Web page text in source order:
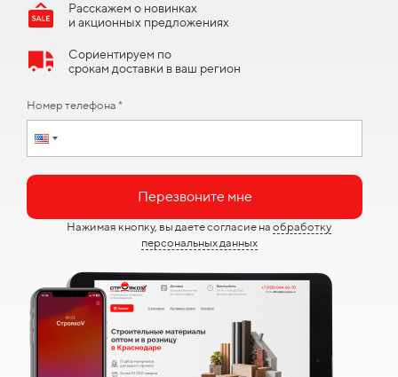
Расскажем о новинках
и акционных предложениях
Сориентируем по
срокам доставки в ваш регион
Номер телефона *
Перезвоните мне
Нажимая кнопку, вы даете согласие на обработку
персональных данных